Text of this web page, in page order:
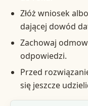
Złóż wniosek
dającej dowód
Zachowaj
odpowiedzi.
Przed
się jeszcze